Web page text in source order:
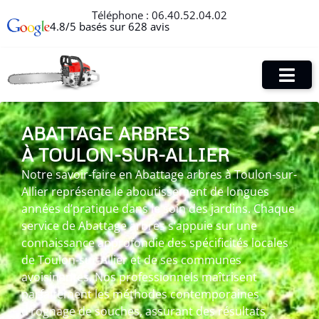
Téléphone : 06.40.52.04.02
4.8/5 basés sur 628 avis
ABATTAGE ARBRES
À TOULON-SUR-ALLIER
Notre savoir-faire en Abattage arbres à Toulon-sur-
Allier représente le aboutissement de longues
années d’pratique dans le soin des jardins. Chaque
service de Abattage arbres s’appuie sur une
connaissance approfondie des spécificités locales
de Toulon-sur-Allier et de ses communes
avoisinantes. Nos professionnels maîtrisent
parfaitement les méthodes contemporaines
d’rognage de souches, assurant des résultats